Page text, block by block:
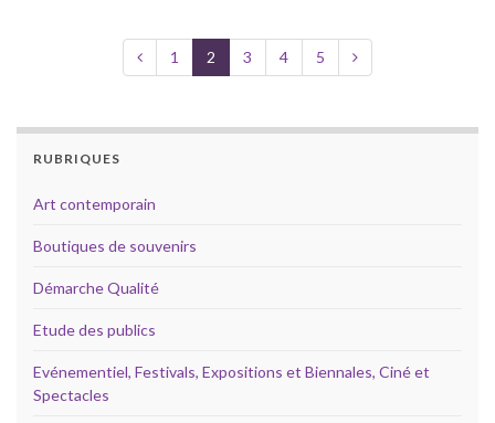
1 2 3 4 5
RUBRIQUES
Art contemporain
Boutiques de souvenirs
Démarche Qualité
Etude des publics
Evénementiel, Festivals, Expositions et Biennales, Ciné et
Spectacles